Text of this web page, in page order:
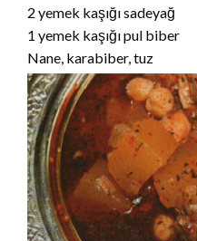
2 yemek kaşığı sadeyağ
1 yemek kaşığı pul biber
Nane, karabiber, tuz